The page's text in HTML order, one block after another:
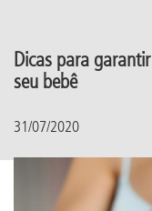
Dicas para
seu bebê
31/07/2020